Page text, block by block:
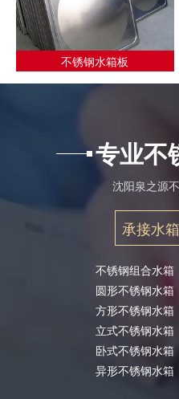
不锈钢水箱板
专业不
沈阳泉之源
承接水
不锈钢组合水箱
圆形不锈钢水箱
方形不锈钢水箱
立式不锈钢水箱
卧式不锈钢水箱
异形不锈钢水箱